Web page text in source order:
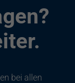
bei allen